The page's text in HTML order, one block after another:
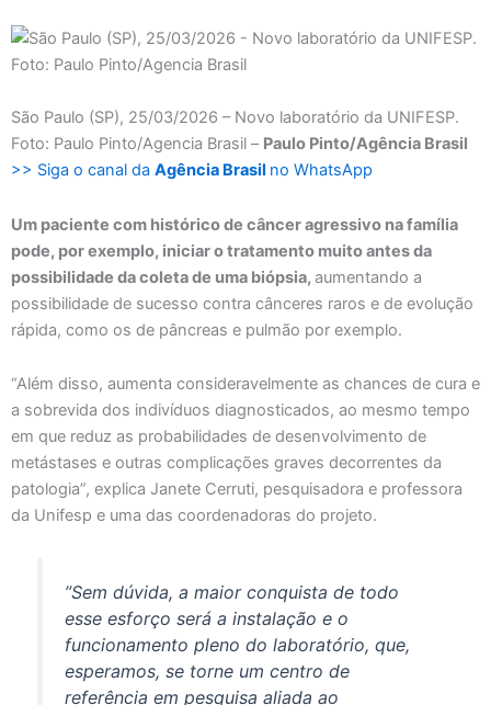
São Paulo (SP), 25/03/2026 – Novo laboratório da UNIFESP.
Foto: Paulo Pinto/Agencia Brasil – Paulo Pinto/Agência Brasil
>> Siga o canal da Agência Brasil no WhatsApp
Um paciente com histórico de câncer agressivo na família
pode, por exemplo, iniciar o tratamento muito antes da
possibilidade da coleta de uma biópsia, aumentando a
possibilidade de sucesso contra cânceres raros e de evolução
rápida, como os de pâncreas e pulmão por exemplo.
“Além disso, aumenta consideravelmente as chances de cura e
a sobrevida dos indivíduos diagnosticados, ao mesmo tempo
em que reduz as probabilidades de desenvolvimento de
metástases e outras complicações graves decorrentes da
patologia”, explica Janete Cerruti, pesquisadora e professora
da Unifesp e uma das coordenadoras do projeto.
”Sem dúvida, a maior conquista de todo
esse esforço será a instalação e o
funcionamento pleno do laboratório, que,
esperamos, se torne um centro de
referência em pesquisa aliada ao